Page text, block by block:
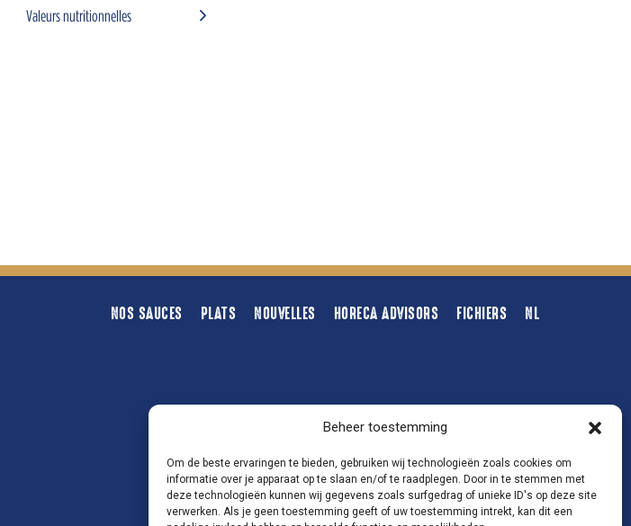
Beheer toestemming
Om de beste ervaringen te bieden, gebruiken wij technologieën zoals cookies om
informatie over je apparaat op te slaan en/of te raadplegen. Door in te stemmen met
deze technologieën kunnen wij gegevens zoals surfgedrag of unieke ID's op deze site
verwerken. Als je geen toestemming geeft of uw toestemming intrekt, kan dit een
Valeurs nutritionnelles
NOS SAUCES PLATS NOUVELLES HORECA ADVISORS FICHIERS NL
SUIVEZ-NOUS